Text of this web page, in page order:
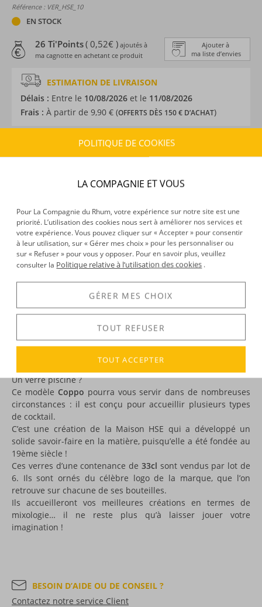
Référence : VER_HSE_10
EN STOCK
Ajouter à
ma liste d’envies
26 Ti'Points( 0,52€ ) ajoutés à
ma cagnotte en achetant ce produit
ESTIMATION DE LIVRAISON
Délais : Entre le 10/08/2026 et le 11/08/2026
Frais : À partir de 9,90 € (OFFERTS DÈS 150 € D’ACHAT)
CARACTÉRISTIQUES DU PRODUIT
DÉCOUVERTE
Voir tous les produits :HSE
DESCRIPTION
Vous êtes passionné(e) de mixologie ? Alors vous savez
probablement que la présentation d’un cocktail a une
grande importance : le plaisir visuel fait partie intégrante du
plaisir gustatif !
Le choix du verre est donc crucial. Vous tournerez-vous vers
Un verre piscine ?
Ce modèle Coppo pourra vous servir dans de nombreuses
circonstances : il est conçu pour accueillir plusieurs types
de cocktail.
C’est une création de la Maison HSE qui a développé un
solide savoir-faire en la matière, puisqu’elle a été fondée au
19ème siècle !
Ces verres d’une contenance de 33cl sont vendus par lot de
6. Ils sont ornés du célèbre logo de la marque, que l’on
retrouve sur chacune de ses bouteilles.
Ils accueilleront vos meilleures créations en termes de
mixologie… il ne reste plus qu’à laisser jouer votre
imagination !
BESOIN D’AIDE OU DE CONSEIL ?
Contactez notre service Client
POLITIQUE DE COOKIES
LA COMPAGNIE ET VOUS
Pour La Compagnie du Rhum, votre expérience sur notre site est une
priorité. L’utilisation des cookies nous sert à améliorer nos services et
votre expérience. Vous pouvez cliquer sur « Accepter » pour consentir
à leur utilisation, sur « Gérer mes choix » pour les personnaliser ou
sur « Refuser » pour vous y opposer. Pour en savoir plus, veuillez
consulter la Politique relative à l’utilisation des cookies .
GÉRER MES CHOIX
TOUT REFUSER
TOUT ACCEPTER